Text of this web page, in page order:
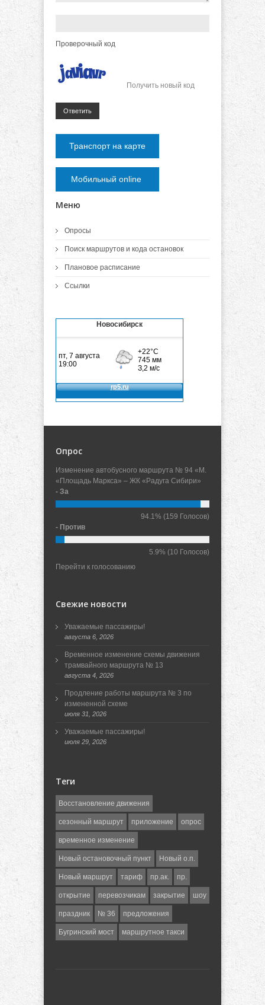
Проверочный код
Получить новый код
Ответить
Транспорт на карте
Мобильный online
Меню
Опросы
Поиск маршрутов и кода остановок
Плановое расписание
Ссылки
Новосибирск
Опрос
Изменение автобусного маршрута № 94 «М.
«Площадь Маркса» – ЖК «Радуга Сибири»
- За
94.1% (159 Голосов)
- Против
5.9% (10 Голосов)
Перейти к голосованию
Свежие новости
Уважаемые пассажиры!
августа 6, 2026
Временное изменение схемы движения
трамвайного маршрута № 13
августа 4, 2026
Продление работы маршрута № 3 по
измененной схеме
июля 31, 2026
Уважаемые пассажиры!
июля 29, 2026
Теги
Восстановление движения
сезонный маршрут приложение опрос
временное изменение
Новый остановочный пункт Новый о.п.
Новый маршрут тариф пр.ак. пр.
открытие перевозчикам закрытие шоу
праздник № 36 предложения
Бугринский мост маршрутное такси